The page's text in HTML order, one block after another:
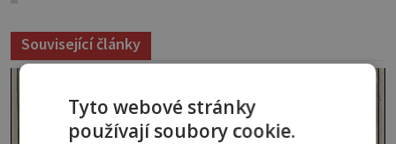
Související články
Tyto webové stránky
používají soubory cookie.